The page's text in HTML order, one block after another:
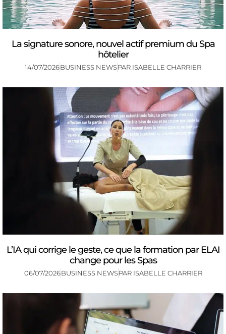
La signature sonore, nouvel actif premium du Spa
hôtelier
14/07/2026BUSINESS NEWSPAR ISABELLE CHARRIER
L’IA qui corrige le geste, ce que la formation par ELAI
change pour les Spas
06/07/2026BUSINESS NEWSPAR ISABELLE CHARRIER